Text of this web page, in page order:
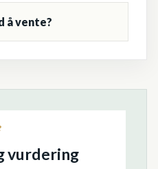
å vente?
vurdering